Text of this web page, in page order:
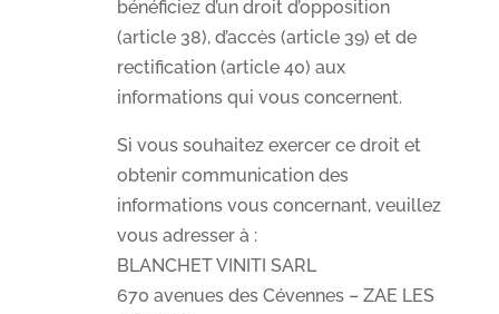
bénéficiez d’un droit d’opposition
(article 38), d’accès (article 39) et de
rectification (article 40) aux
informations qui vous concernent.
Si vous souhaitez exercer ce droit et
obtenir communication des
informations vous concernant, veuillez
vous adresser à :
BLANCHET VINITI SARL
670 avenues des Cévennes – ZAE LES